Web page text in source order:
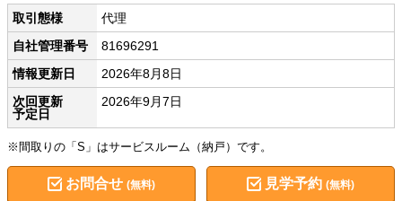
取引態様
代理
自社管理番号
81696291
情報更新日
2026年8月8日
次回更新
予定日
2026年9月7日
※間取りの「S」はサービスルーム（納戸）です。
お問合せ (無料) 見学予約(無料)